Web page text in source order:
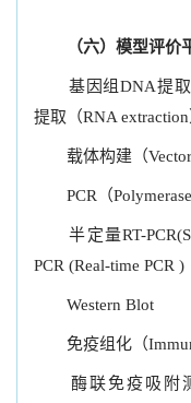
（六）模型评价
基因组DNA提取
提取（RNA extraction
载体构建（Vector
PCR（Polymerase
半定量RT-
PCR (Real-time PCR )
Western Blot
免疫组化（
酶联免疫吸附测